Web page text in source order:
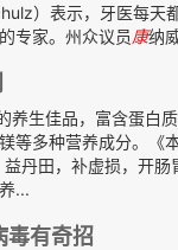
）表示，牙医每天
专家。州众议员康纳
养生佳品，富含蛋白
等多种营养成分。《
丹田，补虚损，开肠
...
毒有奇招